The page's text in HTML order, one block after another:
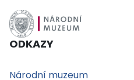
ODKAZY
Národní muzeum